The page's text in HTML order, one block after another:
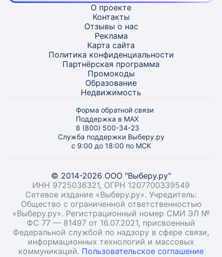
О проекте
Контакты
Отзывы о нас
Реклама
Карта сайта
Политика конфиденциальности
Партнёрская программа
Промокоды
Образование
Недвижимость
Форма обратной связи
Поддержка в MAX
8 (800) 500-34-23
Служба поддержки Выберу.ру
с 9:00 до 18:00 по МСК
© 2014-2026 ООО "Выберу.ру"
ИНН 9725036321, ОГРН 1207700339549
Сетевое издание «Выберу.ру». Учредитель:
Общество с ограниченной ответственностью
«Выберу.ру». Регистрационный номер СМИ ЭЛ №
ФС 77 — 81497 от 16.07.2021, присвоенный
Федеральной службой по надзору в сфере связи,
информационных технологий и массовых
коммуникаций. Пользовательское соглашение